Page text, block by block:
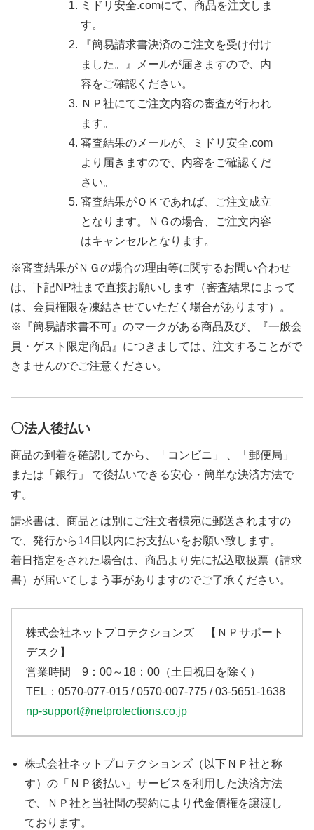
ミドリ安全.comにて、商品を注文しま
す。
『簡易請求書決済のご注文を受け付け
ました。』メールが届きますので、内
容をご確認ください。
ＮＰ社にてご注文内容の審査が行われ
ます。
審査結果のメールが、ミドリ安全.com
より届きますので、内容をご確認くだ
さい。
審査結果がＯＫであれば、ご注文成立
となります。ＮＧの場合、ご注文内容
はキャンセルとなります。
※審査結果がＮＧの場合の理由等に関するお問い合わせ
は、下記NP社まで直接お願いします（審査結果によって
は、会員権限を凍結させていただく場合があります）。
※『簡易請求書不可』のマークがある商品及び、『一般会
員・ゲスト限定商品』につきましては、注文することがで
きませんのでご注意ください。
〇法人後払い
商品の到着を確認してから、「コンビニ」 、「郵便局」
または「銀行」 で後払いできる安心・簡単な決済方法で
す。
請求書は、商品とは別にご注文者様宛に郵送されますの
で、発行から14日以内にお支払いをお願い致します。
着日指定をされた場合は、商品より先に払込取扱票（請求
書）が届いてしまう事がありますのでご了承ください。
株式会社ネットプロテクションズ 【ＮＰサポート
デスク】
営業時間 9：00～18：00（土日祝日を除く）
TEL：0570-077-015 / 0570-007-775 / 03-5651-1638
np-support@netprotections.co.jp
株式会社ネットプロテクションズ（以下ＮＰ社と称
す）の「ＮＰ後払い」サービスを利用した決済方法
で、ＮＰ社と当社間の契約により代金債権を譲渡し
ております。